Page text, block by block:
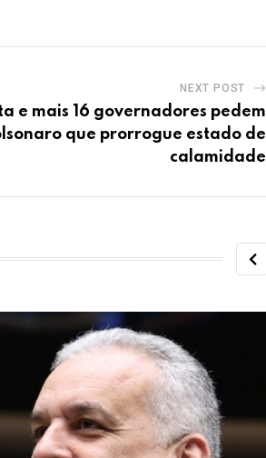
NEXT POST
e mais 16 governadores pedem
que prorrogue estado de
calamidade